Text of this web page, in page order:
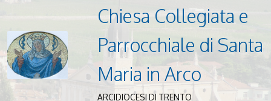
Chiesa Collegiata e
Parrocchiale di Santa
Maria in Arco
ARCIDIOCESI DI TRENTO